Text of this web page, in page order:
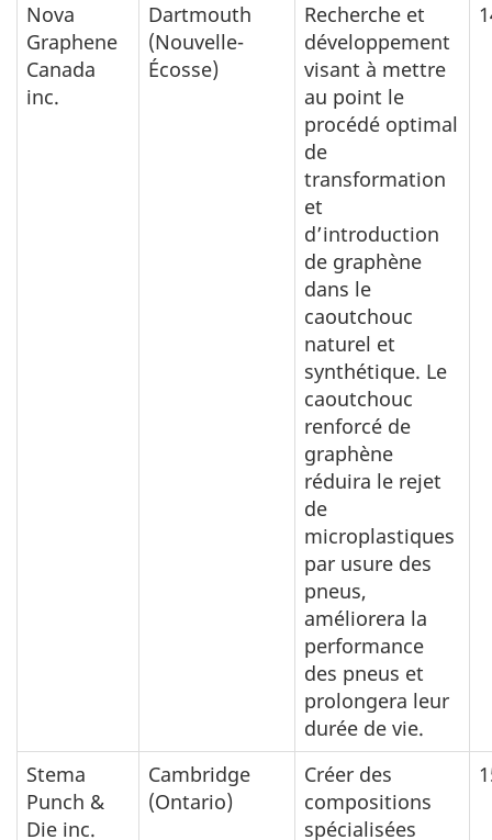
Nova
Graphene
Canada
inc.
Dartmouth
(Nouvelle-
Écosse)
Recherche et
développement
visant à mettre
au point le
procédé optimal
de
transformation
et
d’introduction
de graphène
dans le
caoutchouc
naturel et
synthétique. Le
caoutchouc
renforcé de
graphène
réduira le rejet
de
microplastiques
par usure des
pneus,
améliorera la
performance
des pneus et
prolongera leur
durée de vie.
Stema
Punch &
Die inc.
Cambridge
(Ontario)
Créer des
compositions
spécialisées